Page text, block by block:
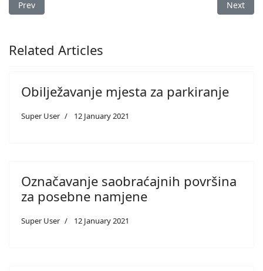
Previous article: Dopunske table IV-13, IV-14 i IV-15
Prev Next
Next
Related Articles
Obilježavanje mjesta za parkiranje
Super User 12 January 2021
Označavanje saobraćajnih površina
za posebne namjene
Super User 12 January 2021